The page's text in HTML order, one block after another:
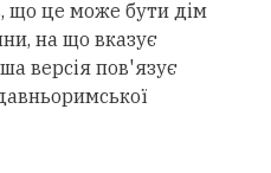
що це може бути дім
на що вказує
версія пов'язує